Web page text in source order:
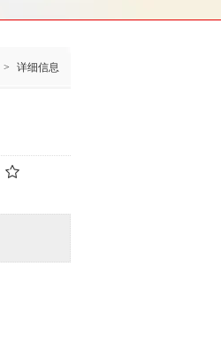
> 详细信息